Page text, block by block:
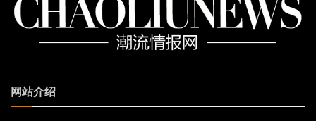
网站介绍